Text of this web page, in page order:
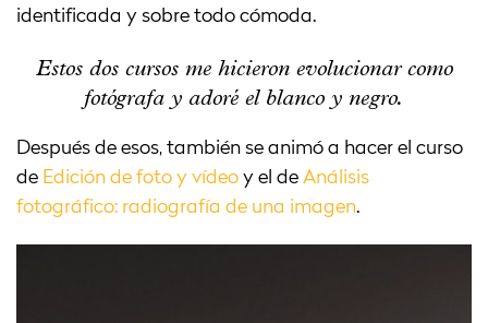
identificada y sobre todo cómoda.
Estos dos cursos me hicieron evolucionar como
fotógrafa y adoré el blanco y negro.
Después de esos, también se animó a hacer el curso
de Edición de foto y vídeo y el de Análisis
fotográfico: radiografía de una imagen.